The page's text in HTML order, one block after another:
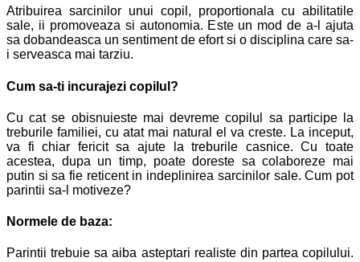
Atribuirea sarcinilor unui copil, proportionala cu abilitatile
sale, ii promoveaza si autonomia. Este un mod de a-l ajuta
sa dobandeasca un sentiment de efort si o disciplina care sa-
i serveasca mai tarziu.
Cum sa-ti incurajezi copilul?
Cu cat se obisnuieste mai devreme copilul sa participe la
treburile familiei, cu atat mai natural el va creste. La inceput,
va fi chiar fericit sa ajute la treburile casnice. Cu toate
acestea, dupa un timp, poate doreste sa colaboreze mai
putin si sa fie reticent in indeplinirea sarcinilor sale. Cum pot
parintii sa-l motiveze?
Normele de baza:
Parintii trebuie sa aiba asteptari realiste din partea copilului.